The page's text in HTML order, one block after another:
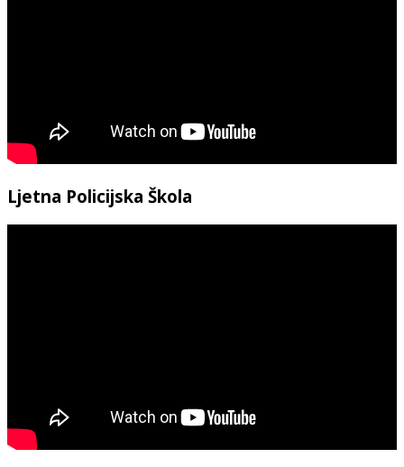
Ljetna Policijska Škola